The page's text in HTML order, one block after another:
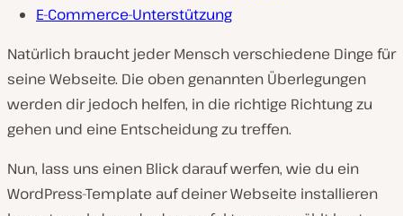
E-Commerce-Unterstützung
Natürlich braucht jeder Mensch verschiedene Dinge für
seine Webseite. Die oben genannten Überlegungen
werden dir jedoch helfen, in die richtige Richtung zu
gehen und eine Entscheidung zu treffen.
Nun, lass uns einen Blick darauf werfen, wie du ein
WordPress-Template auf deiner Webseite installieren